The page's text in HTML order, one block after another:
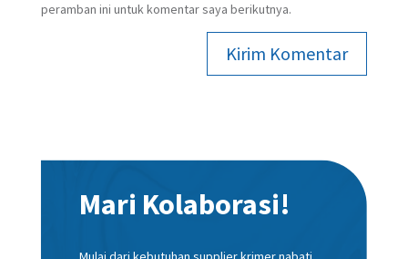
peramban ini untuk komentar saya berikutnya.
Kirim Komentar
Mari Kolaborasi!